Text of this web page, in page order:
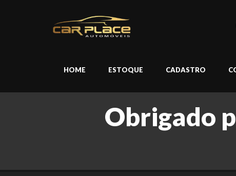
HOME ESTOQUE CADASTRO
Obrigado